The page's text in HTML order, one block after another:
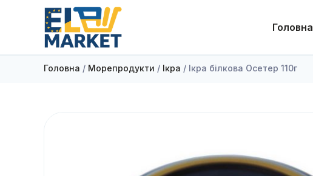
Головна
Головна / Морепродукти / Ікра / Ікра білкова Осетер 110г